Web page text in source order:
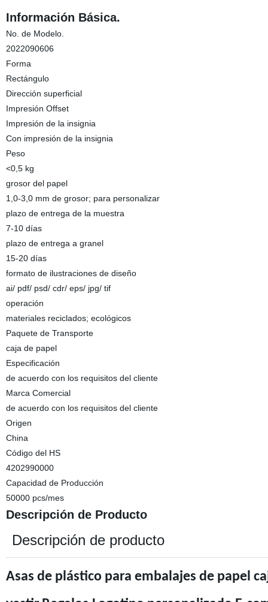
Información Básica.
No. de Modelo.
2022090606
Forma
Rectángulo
Dirección superficial
Impresión Offset
Impresión de la insignia
Con impresión de la insignia
Peso
<0,5 kg
grosor del papel
1,0-3,0 mm de grosor; para personalizar
plazo de entrega de la muestra
7-10 días
plazo de entrega a granel
15-20 días
formato de ilustraciones de diseño
ai/ pdf/ psd/ cdr/ eps/ jpg/ tif
operación
materiales reciclados; ecológicos
Paquete de Transporte
caja de papel
Especificación
de acuerdo con los requisitos del cliente
Marca Comercial
de acuerdo con los requisitos del cliente
Origen
China
Código del HS
4202990000
Capacidad de Producción
50000 pcs/mes
Descripción de Producto
Descripción de producto
Asas de plástico para embalajes de papel